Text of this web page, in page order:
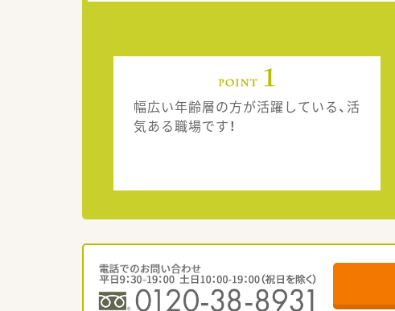
幅広い年齢層の方が活躍している、活
気ある職場です！